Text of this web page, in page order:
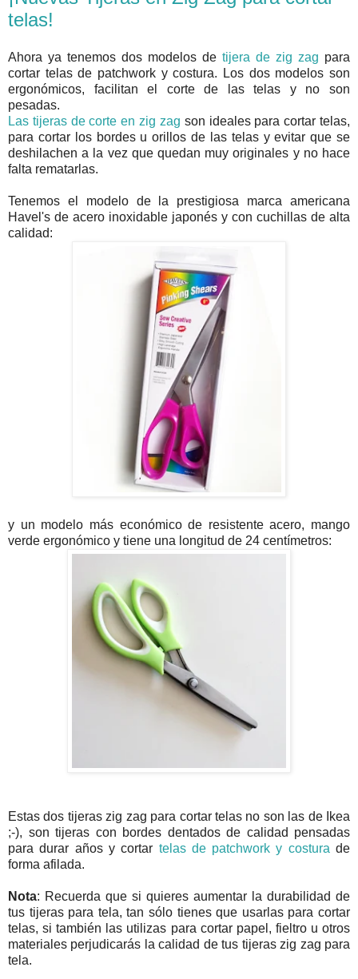
telas!
Ahora ya tenemos dos modelos de tijera de zig zag para
cortar telas de patchwork y costura. Los dos modelos son
ergonómicos, facilitan el corte de las telas y no son
pesadas.
Las tijeras de corte en zig zag son ideales para cortar telas,
para cortar los bordes u orillos de las telas y evitar que se
deshilachen a la vez que quedan muy originales y no hace
falta rematarlas.
Tenemos el modelo de la prestigiosa marca americana
Havel's de acero inoxidable japonés y con cuchillas de alta
calidad:
y un modelo más económico de resistente acero, mango
verde ergonómico y tiene una longitud de 24 centímetros:
Estas dos tijeras zig zag para cortar telas no son las de Ikea
;-), son tijeras con bordes dentados de calidad pensadas
para durar años y cortar telas de patchwork y costura de
forma afilada.
Nota: Recuerda que si quieres aumentar la durabilidad de
tus tijeras para tela, tan sólo tienes que usarlas para cortar
telas, si también las utilizas para cortar papel, fieltro u otros
materiales perjudicarás la calidad de tus tijeras zig zag para
tela.